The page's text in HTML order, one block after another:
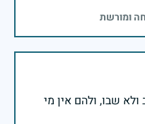
ומורשת
שבו, ולהם אין מי